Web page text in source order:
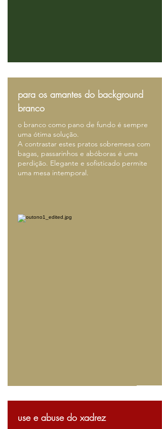
para os amantes do background
branco
o branco como pano de fundo é sempre
uma ótima solução.
A contrastar estes pratos sobremesa com
bagas, passarinhos e abóboras é uma
perdição. Elegante e sofisticado permite
uma mesa intemporal.
use e abuse do xadrez